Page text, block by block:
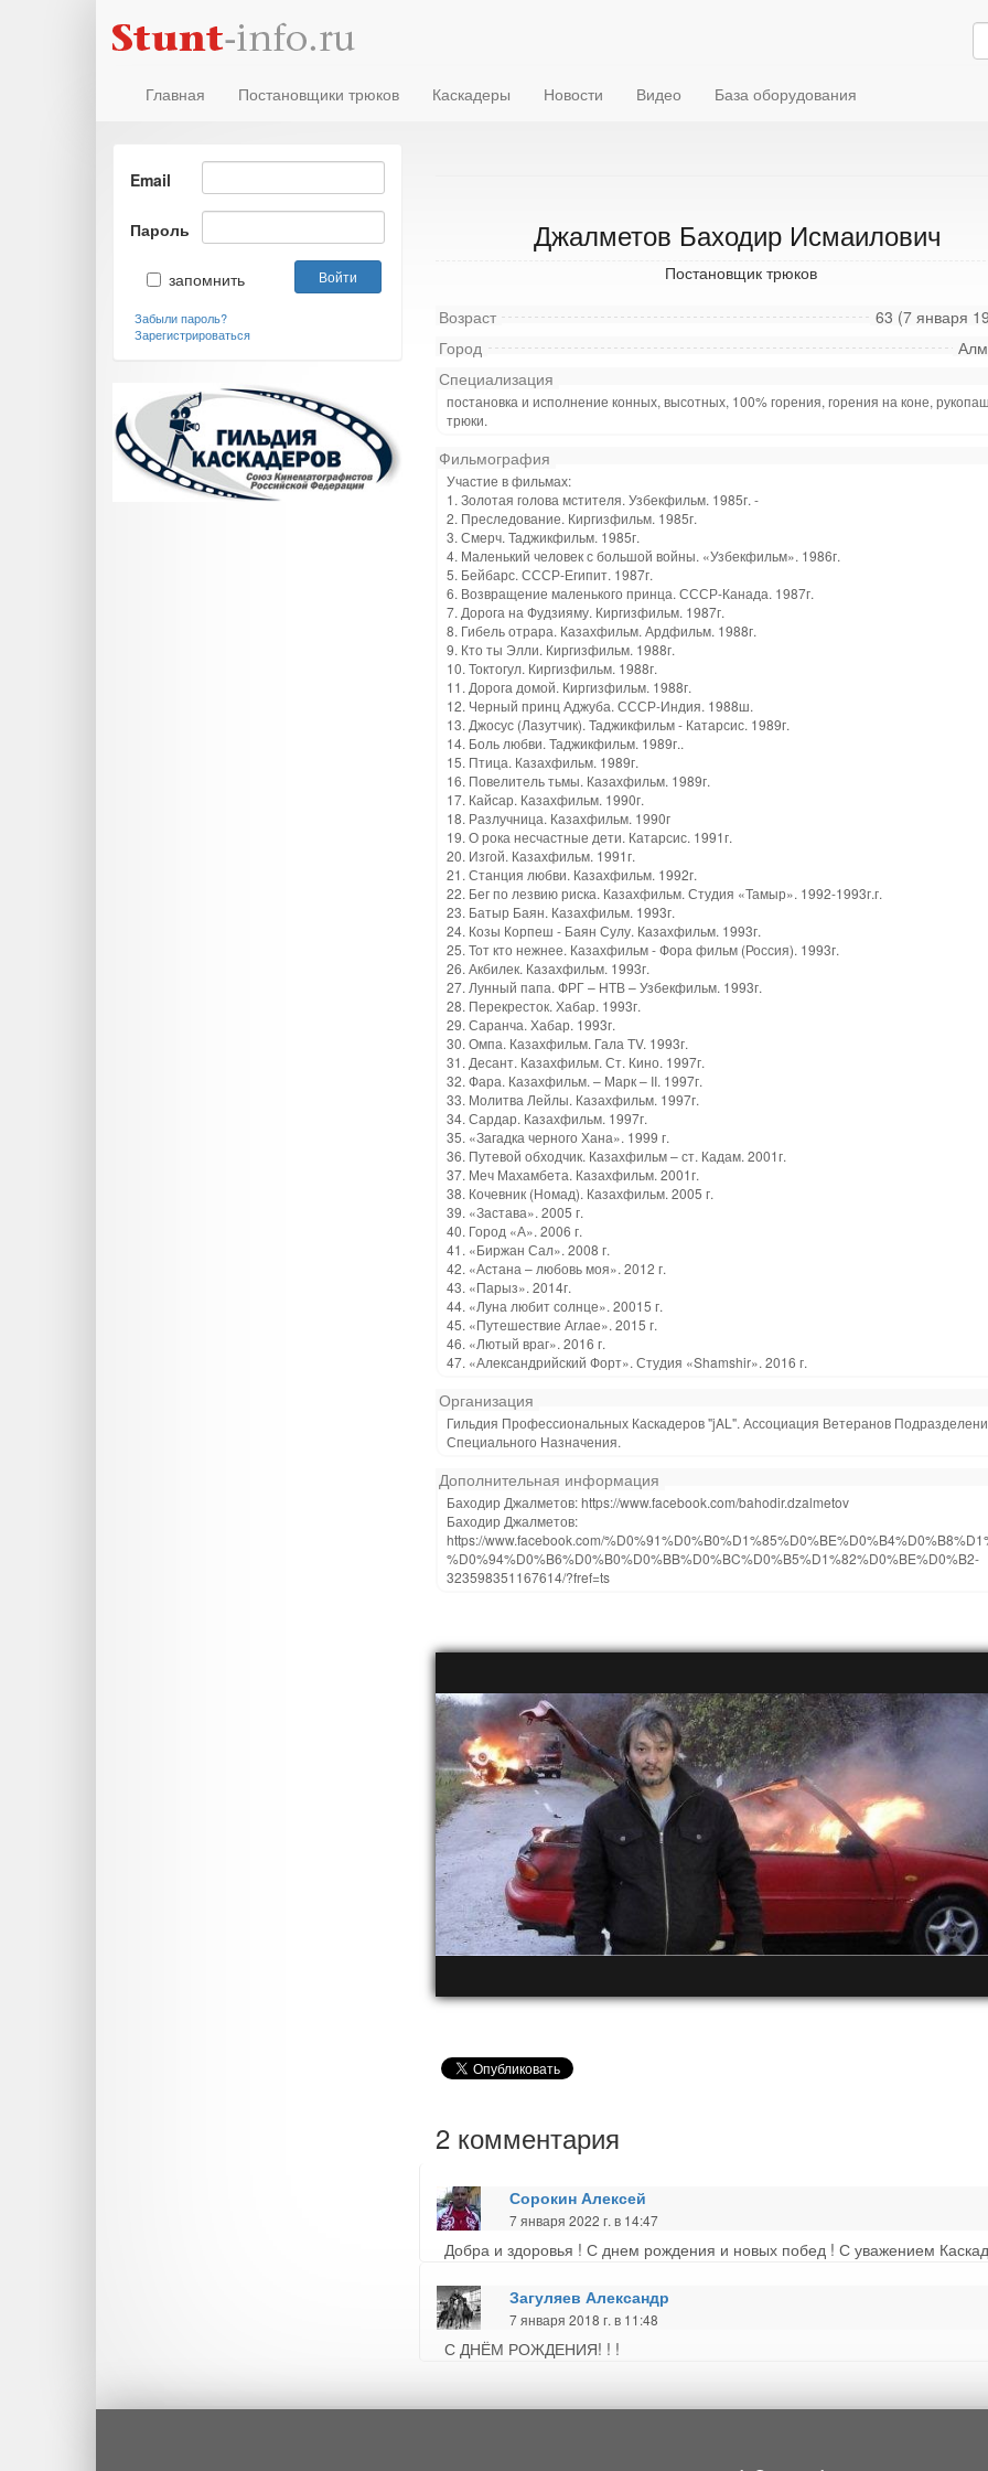
Главная Постановщики трюков Каскадеры Новости Видео База оборудования
Email
Пароль
запомнить
Забыли пароль?
Зарегистрироваться
Джалметов Баходир Исмаилович
Постановщик трюков
63 (7 января
Возраст
Город
Специализация
постановка и исполнение конных, высотных, 100% горения, горения на коне,
трюки.
Фильмография
Участие в фильмах:
1. Золотая голова мстителя. Узбекфильм. 1985г. -
2. Преследование. Киргизфильм. 1985г.
3. Смерч. Таджикфильм. 1985г.
4. Маленький человек с большой войны. «Узбекфильм». 1986г.
5. Бейбарс. СССР-Египит. 1987г.
6. Возвращение маленького принца. СССР-Канада. 1987г.
7. Дорога на Фудзияму. Киргизфильм. 1987г.
8. Гибель отрара. Казахфильм. Ардфильм. 1988г.
9. Кто ты Элли. Киргизфильм. 1988г.
10. Токтогул. Киргизфильм. 1988г.
11. Дорога домой. Киргизфильм. 1988г.
12. Черный принц Аджуба. СССР-Индия. 1988ш.
13. Джосус (Лазутчик). Таджикфильм - Катарсис. 1989г.
14. Боль любви. Таджикфильм. 1989г..
15. Птица. Казахфильм. 1989г.
16. Повелитель тьмы. Казахфильм. 1989г.
17. Кайсар. Казахфильм. 1990г.
18. Разлучница. Казахфильм. 1990г
19. О рока несчастные дети. Катарсис. 1991г.
20. Изгой. Казахфильм. 1991г.
21. Станция любви. Казахфильм. 1992г.
22. Бег по лезвию риска. Казахфильм. Студия «Тамыр». 1992-1993г.г.
23. Батыр Баян. Казахфильм. 1993г.
24. Козы Корпеш - Баян Сулу. Казахфильм. 1993г.
25. Тот кто нежнее. Казахфильм - Фора фильм (Россия). 1993г.
26. Акбилек. Казахфильм. 1993г.
27. Лунный папа. ФРГ – НТВ – Узбекфильм. 1993г.
28. Перекресток. Хабар. 1993г.
29. Саранча. Хабар. 1993г.
30. Омпа. Казахфильм. Гала ТV. 1993г.
31. Десант. Казахфильм. Ст. Кино. 1997г.
32. Фара. Казахфильм. – Марк – II. 1997г.
33. Молитва Лейлы. Казахфильм. 1997г.
34. Сардар. Казахфильм. 1997г.
35. «Загадка черного Хана». 1999 г.
36. Путевой обходчик. Казахфильм – ст. Кадам. 2001г.
37. Меч Махамбета. Казахфильм. 2001г.
38. Кочевник (Номад). Казахфильм. 2005 г.
39. «Застава». 2005 г.
40. Город «А». 2006 г.
41. «Биржан Сал». 2008 г.
42. «Астана – любовь моя». 2012 г.
43. «Парыз». 2014г.
44. «Луна любит солнце». 20015 г.
45. «Путешествие Аглае». 2015 г.
46. «Лютый враг». 2016 г.
47. «Александрийский Форт». Студия «Shamshir». 2016 г.
Организация
Гильдия Профессиональных Каскадеров "jAL". Ассоциация Ветеранов
Специального Назначения.
Дополнительная информация
Баходир Джалметов: https://www.facebook.com/bahodir.dzalmetov
Баходир Джалметов:
https://www.facebook.com/
%D0%94%D0%B6%D0%B0%D0%BB%D0%BC%D0%B5%D1%82%D0%BE%D0%B2-
323598351167614/?fref=ts
2 комментария
Сорокин Алексей
7 января 2022 г. в 14:47
Добра и здоровья ! С днем рождения и новых побед ! С уважением
Загуляев Александр
7 января 2018 г. в 11:48
С ДНЁМ РОЖДЕНИЯ! ! !